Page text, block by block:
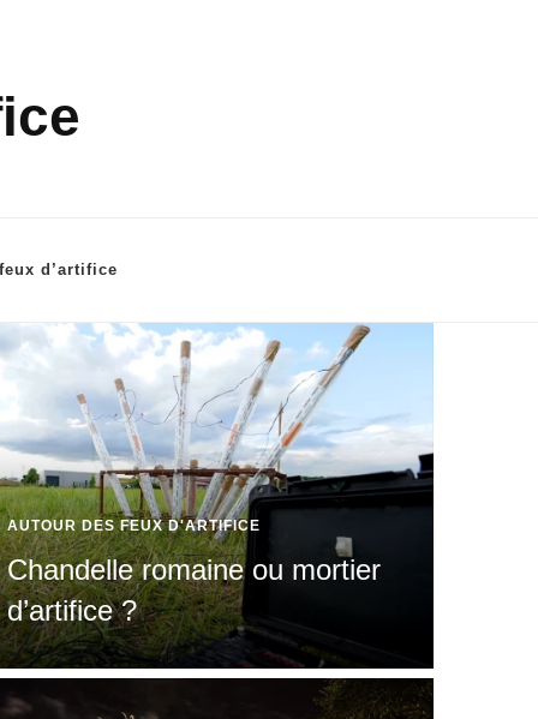
d’artifice
AUTOUR DES FEUX D'ARTIFICE
Chandelle romaine ou mortier
d’artifice ?